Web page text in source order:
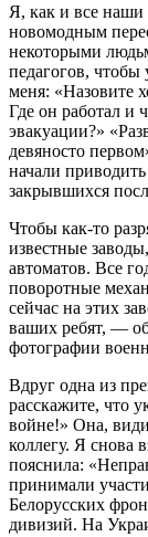
Я, как и все наши
новомодным
некоторыми
педагогов, чтобы
меня: «Назовите
Где он работал и
эвакуации?»
девяносто
начали
закрывшихся
Чтобы как-то
известные
автоматов. Все
поворотные
сейчас на этих
ваших ребят, —
фотографии
Вдруг одна из
расскажите, что
войне!» Она,
коллегу. Я снова
пояснила:
принимали
Белорусских
дивизий. На